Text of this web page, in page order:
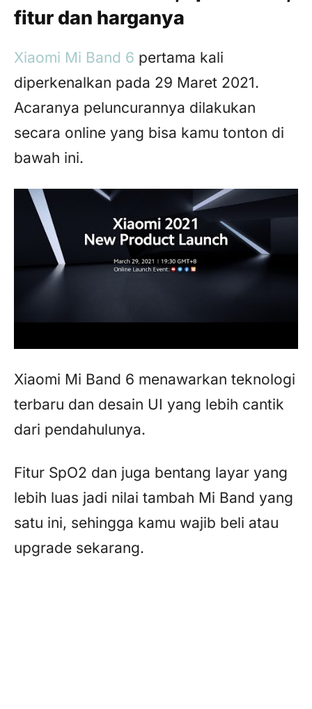
fitur dan harganya
Xiaomi Mi Band 6 pertama kali
diperkenalkan pada 29 Maret 2021.
Acaranya peluncurannya dilakukan
secara online yang bisa kamu tonton di
bawah ini.
Xiaomi Mi Band 6 menawarkan teknologi
terbaru dan desain UI yang lebih cantik
dari pendahulunya.
Fitur SpO2 dan juga bentang layar yang
lebih luas jadi nilai tambah Mi Band yang
satu ini, sehingga kamu wajib beli atau
upgrade sekarang.